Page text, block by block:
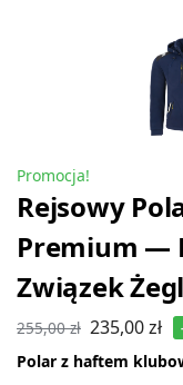
Promocja!
Rejsowy
Premium —
Związek
255,00zł 235,00zł
Polar z haftem